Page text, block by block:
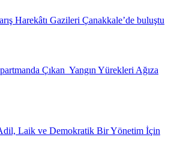
Harekâtı Gazileri Çanakkale’de buluştu
Çıkan Yangın Yürekleri Ağıza
Laik ve Demokratik Bir Yönetim İçin